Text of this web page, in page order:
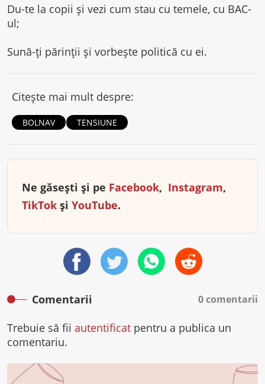
Du-te la copii și vezi cum stau cu temele, cu BAC-
ul;
Sună-ți părinții și vorbește politică cu ei.
Citește mai mult despre:
BOLNAV TENSIUNE
Ne găsești și pe Facebook, Instagram,
TikTok și YouTube.
Comentarii 0 comentarii
Trebuie să fii autentificat pentru a publica un
comentariu.